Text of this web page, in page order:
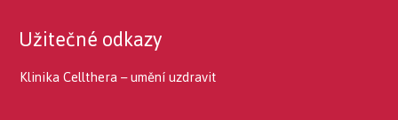
Užitečné odkazy
Klinika Cellthera – umění uzdravit